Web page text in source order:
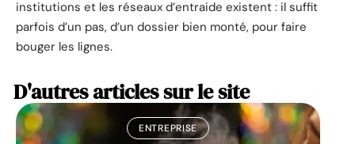
institutions et les réseaux d’entraide existent : il suffit
parfois d’un pas, d’un dossier bien monté, pour faire
bouger les lignes.
D'autres articles sur le site
ENTREPRISE